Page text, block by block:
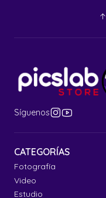
Síguenos
CATEGORÍAS
Fotografía
Video
Estudio